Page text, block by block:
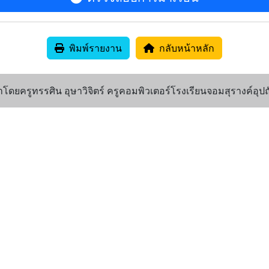
พิมพ์รายงาน กลับหน้าหลัก
ดยครูทรรศิน อุษาวิจิตร์ ครูคอมพิวเตอร์โรงเรียนจอมสุรางค์อุป